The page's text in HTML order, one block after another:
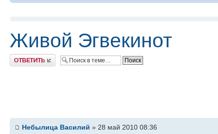
Живой Эгвекинот
Ответить
Небылица Василий » 28 май 2010 08:36